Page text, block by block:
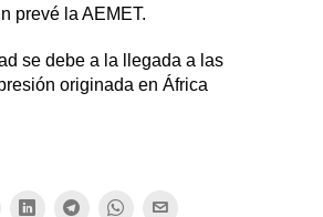
prevé la AEMET.
se debe a la llegada a las
originada en África